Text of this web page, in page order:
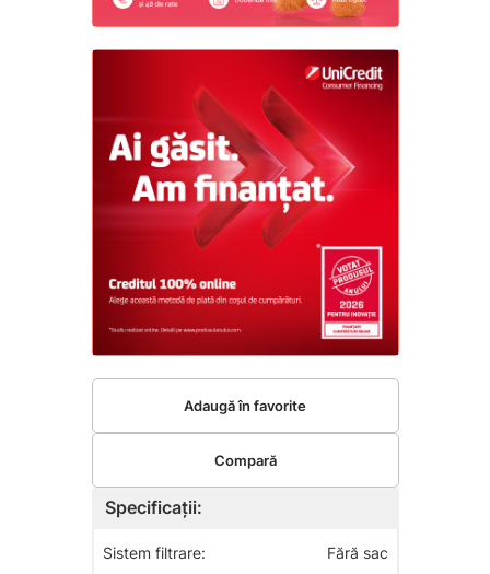
Specificații:
Sistem filtrare:
Fără sac
Adaugă în favorite
Compară